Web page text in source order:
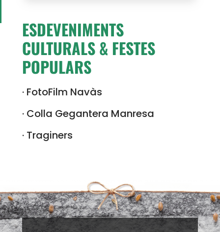
ESDEVENIMENTS
CULTURALS & FESTES
POPULARS
· FotoFilm Navàs
· Colla Gegantera Manresa
· Traginers